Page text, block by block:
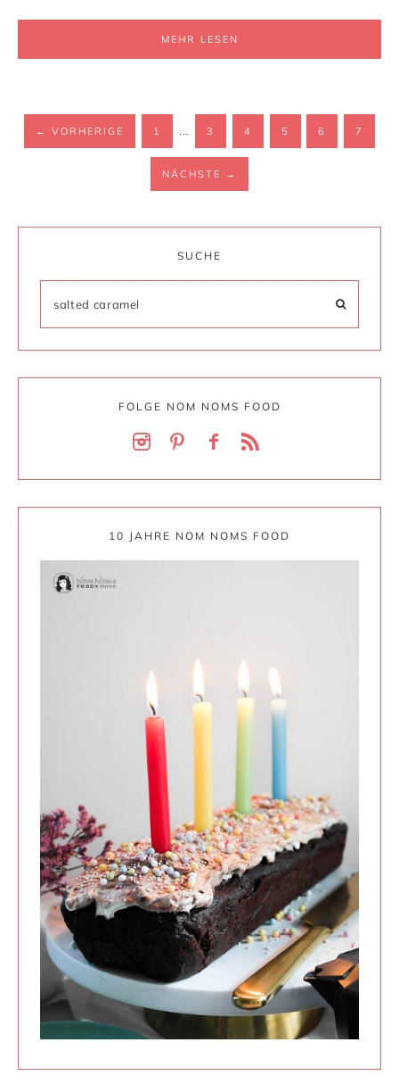
MEHR LESEN
← VORHERIGE 1 … 3 4 5 6 7
NÄCHSTE →
SUCHE
FOLGE NOM NOMS FOOD
10 JAHRE NOM NOMS FOOD